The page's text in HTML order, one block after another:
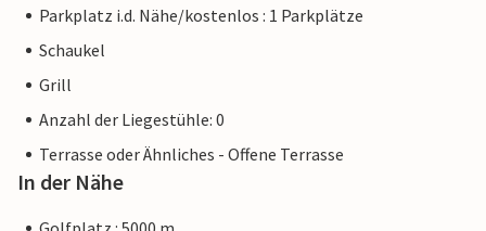
Parkplatz i.d. Nähe/kostenlos : 1 Parkplätze
Schaukel
Grill
Anzahl der Liegestühle: 0
Terrasse oder Ähnliches - Offene Terrasse
In der Nähe